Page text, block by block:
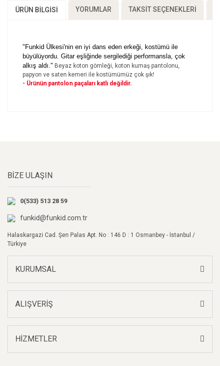
ÜRÜN BILGISI YORUMLAR TAKSIT SEÇENEKLERI
"Funkid Ülkesi'nin en iyi dans eden erkeği, kostümü ile
büyülüyordu. Gitar eşliğinde sergilediği performansla, çok
alkış aldı." Beyaz koton gömleği, koton kumaş pantolonu,
papyon ve saten kemeri ile kostümümüz çok şık!
- Ürünün pantolon paçaları katlı değildir.
Ürün açıklamasında eksik bilgiler bulunuyor.
Ürün bilgilerinde hatalar bulunuyor.
Ürün fiyatı diğer sitelerden daha pahalı.
Bu ürüne benzer farklı alternatifler olmalı.
BİZE ULAŞIN
0(533) 513 28 59
funkid@funkid.com.tr
Halaskargazi Cad. Şen Palas Apt. No : 146 D : 1 Osmanbey - İstanbul /
Türkiye
KURUMSAL
ALIŞVERİŞ
HİZMETLER